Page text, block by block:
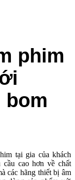
phim
bom
tại gia của khách
cầu cao hơn về chất
các hãng thiết bị âm